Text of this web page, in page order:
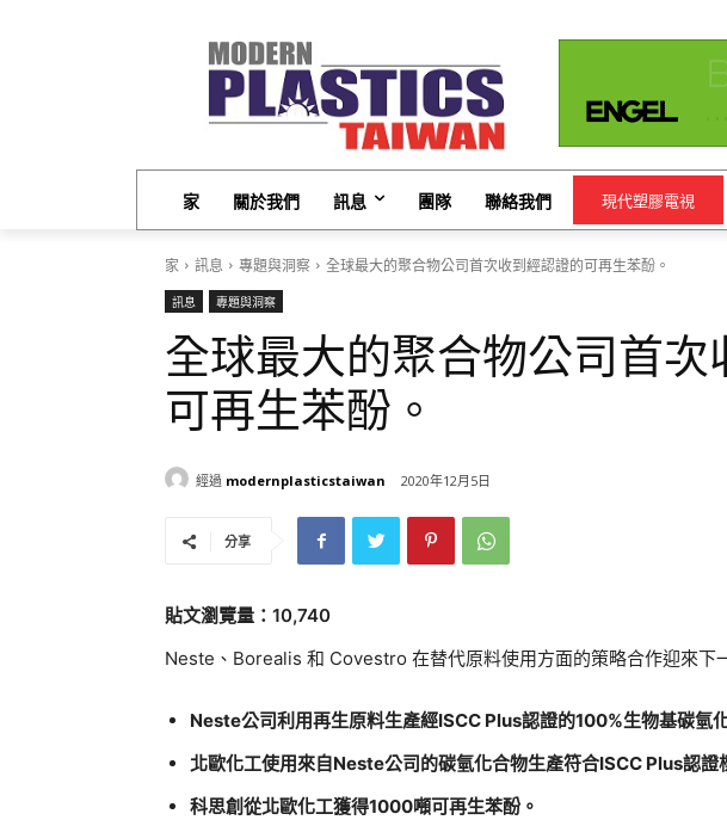
家 關於我們 訊息 團隊 聯絡我們 現代塑膠電視
家 訊息 專題與洞察 全球最大的聚合物公司首次收到經認證的可再生苯酚。
訊息 專題與洞察
全球最大的聚合物公司首次
可再生苯酚。
經過 modernplasticstaiwan 2020年12月5日
分享
貼文瀏覽量：10,740
Neste、Borealis 和 Covestro 在替代原料使用方面的策略合作迎來下
Neste公司利用再生原料生產經ISCC Plus認證的100%生物基碳氫
北歐化工使用來自Neste公司的碳氫化合物生產符合ISCC Plus認證
科思創從北歐化工獲得1000噸可再生苯酚。